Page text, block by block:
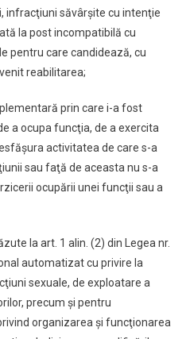
infracţiuni săvârşite cu intenţie
la post incompatibilă cu
pentru care candidează, cu
reabilitarea;
prin care i-a fost
a ocupa funcţia, de a exercita
activitatea de care s-a
sau faţă de aceasta nu s-a
ocupării unei funcţii sau a
la art. 1 alin. (2) din Legea nr.
automatizat cu privire la
sexuale, de exploatare a
precum şi pentru
organizarea şi funcţionarea